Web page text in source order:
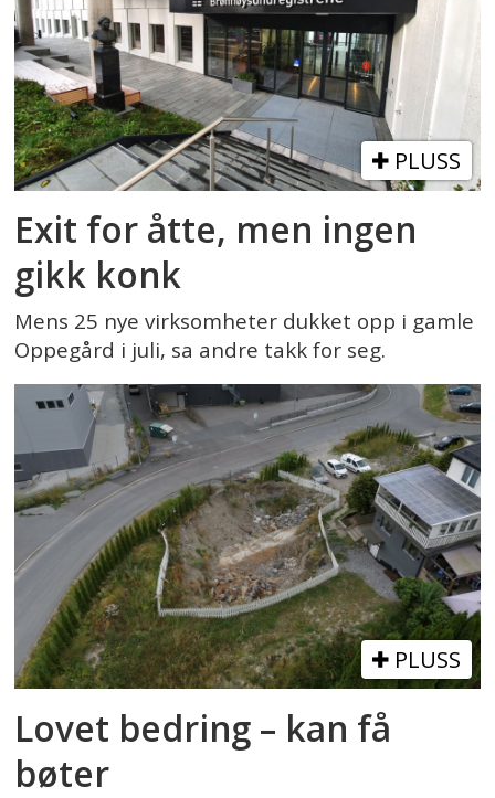
PLUSS
Exit for åtte, men ingen
gikk konk
Mens 25 nye virksomheter dukket opp i gamle
Oppegård i juli, sa andre takk for seg.
PLUSS
Lovet bedring – kan få
bøter